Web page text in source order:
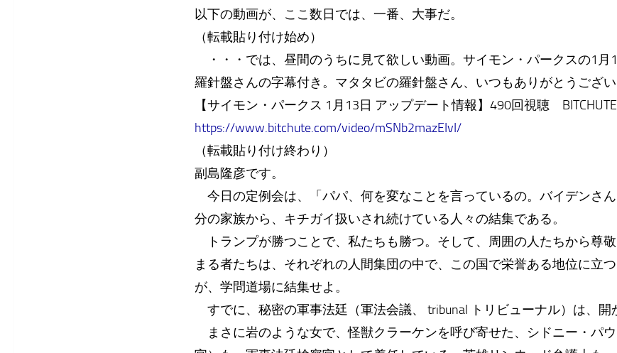
以下の動画が、ここ数日では、一番、大事だ。
（転載貼り付け始め）
・・・では、昼間のうちに見て欲しい動画。サイモン・パークスの1月
羅針盤さんの字幕付き。マタタビの羅針盤さん、いつもありがとうござい
【サイモン・パークス 1月13日 アップデート情報】490回視聴 BITCHUTE
https://www.bitchute.com/video/mSNb2mazEIvI/
（転載貼り付け終わり）
副島隆彦です。
今日の定例会は、「パパ、何を変なことを言っているの。バイデンさ
分の家族から、キチガイ扱いされ続けている人々の結集である。
トランプが勝つことで、私たちも勝つ。そして、周囲の人たちから尊
まる者たちは、それぞれの人間集団の中で、この国で栄誉ある地位に立
が、学問道場に結集せよ。
すでに、秘密の軍事法廷（軍法会議、 tribunal トリビューナル）は、開
まさに岩のような女で、怪獣クラーケンを呼び寄せた、シドニー・パ